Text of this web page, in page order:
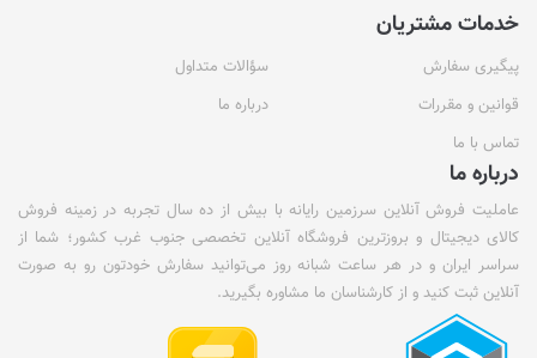
خدمات مشتریان
پیگیری سفارش
سؤالات متداول
قوانین و مقررات
درباره ما
تماس با ما
درباره ما
عاملیت فروش آنلاین سرزمین رایانه با بیش از ده سال تجربه در زمینه فروش
کالای دیجیتال و بروزترین فروشگاه آنلاین تخصصی جنوب غرب کشور؛ شما از
سراسر ایران و در هر ساعت شبانه روز می‌توانید سفارش خودتون رو به صورت
آنلاین ثبت کنید و از کارشناسان ما مشاوره بگیرید.